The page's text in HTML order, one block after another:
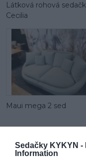
Sedačky KYKYN -
Information
Látková rohová
Cecilia
Maui mega 2 sed